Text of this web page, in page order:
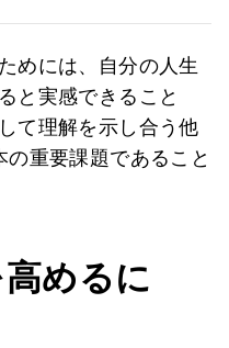
めには、自分の人生
と実感できること
て理解を示し合う他
重要課題であること
めるに